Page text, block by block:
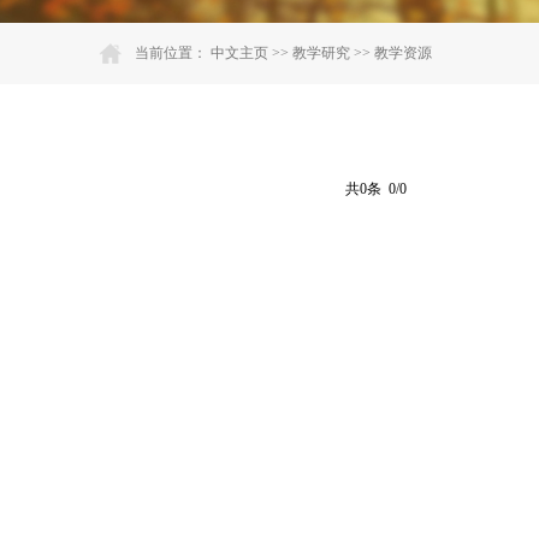
当前位置： 中文主页 >> 教学研究 >> 教学资源
共0条 0/0